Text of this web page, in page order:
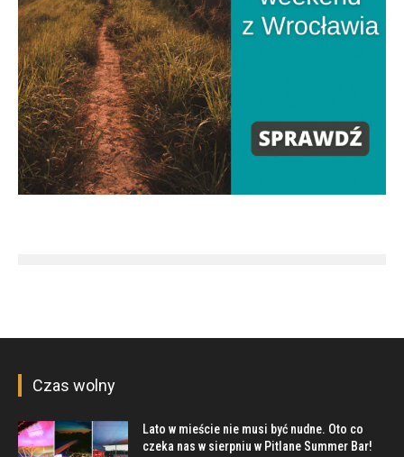
Czas wolny
Lato w mieście nie musi być nudne. Oto co
czeka nas w sierpniu w Pitlane Summer Bar!